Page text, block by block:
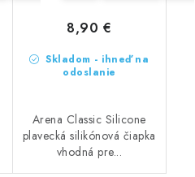
Skladom - ihneď na
odoslanie
8,90 €
Arena Classic Silicone
plavecká silikónová čiapka
vhodná pre...